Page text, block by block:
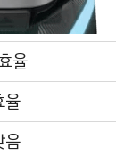
율
율
음